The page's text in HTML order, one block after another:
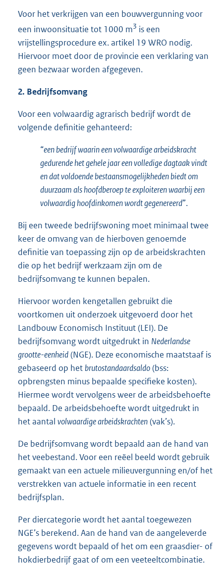
Voor het verkrijgen van een bouwvergunning voor
een inwoonsituatie tot 1000 m3 is een
vrijstellingsprocedure ex. artikel 19 WRO nodig.
Hiervoor moet door de provincie een verklaring van
geen bezwaar worden afgegeven.
2. Bedrijfsomvang
Voor een volwaardig agrarisch bedrijf wordt de
volgende definitie gehanteerd:
“een bedrijf waarin een volwaardige arbeidskracht
gedurende het gehele jaar een volledige dagtaak vindt
en dat voldoende bestaansmogelijkheden biedt om
duurzaam als hoofdberoep te exploiteren waarbij een
volwaardig hoofdinkomen wordt gegenereerd”.
Bij een tweede bedrijfswoning moet minimaal twee
keer de omvang van de hierboven genoemde
definitie van toepassing zijn op de arbeidskrachten
die op het bedrijf werkzaam zijn om de
bedrijfsomvang te kunnen bepalen.
Hiervoor worden kengetallen gebruikt die
voortkomen uit onderzoek uitgevoerd door het
Landbouw Economisch Instituut (LEI). De
bedrijfsomvang wordt uitgedrukt in Nederlandse
grootte-eenheid(NGE). Deze economische maatstaaf is
gebaseerd op hetbrutostandaardsaldo(bss:
opbrengsten minus bepaalde specifieke kosten).
Hiermee wordt vervolgens weer de arbeidsbehoefte
bepaald. De arbeidsbehoefte wordt uitgedrukt in
het aantal volwaardige arbeidskrachten(vak’s).
De bedrijfsomvang wordt bepaald aan de hand van
het veebestand. Voor een reëel beeld wordt gebruik
gemaakt van een actuele milieuvergunning en/of het
verstrekken van actuele informatie in een recent
bedrijfsplan.
Per diercategorie wordt het aantal toegewezen
NGE’s berekend. Aan de hand van de aangeleverde
gegevens wordt bepaald of het om een graasdier- of
hokdierbedrijf gaat of om een veeteeltcombinatie.